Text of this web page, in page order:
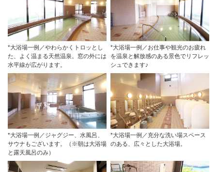
*大浴場一例／やわらかくトロッとし
た、よく温まる天然温泉。窓の外には
水平線が広がります。
*大浴場一例／お仕事や観光のお疲れ
を温泉と解放感のある景色でリフレッ
シュできます♪
*大浴場一例／ジャグジー、水風呂、
サウナもございます。（※朝は大浴場
と露天風呂のみ）
*大浴場一例／充分な洗い場スペース
のある、広々とした大浴場。